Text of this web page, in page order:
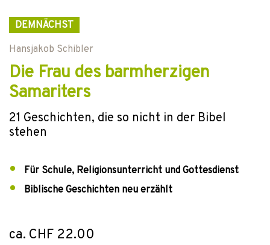
DEMNÄCHST
Hansjakob Schibler
Die Frau des barmherzigen
Samariters
21 Geschichten, die so nicht in der Bibel
stehen
Für Schule, Religionsunterricht und Gottesdienst
Biblische Geschichten neu erzählt
ca. CHF 22.00